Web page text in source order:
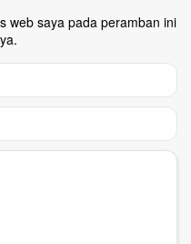
web saya pada peramban ini